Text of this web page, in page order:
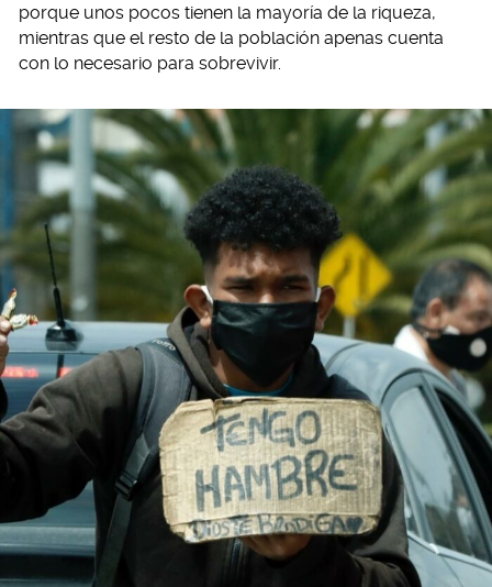
porque unos pocos tienen la mayoría de la riqueza,
mientras que el resto de la población apenas cuenta
con lo necesario para sobrevivir.